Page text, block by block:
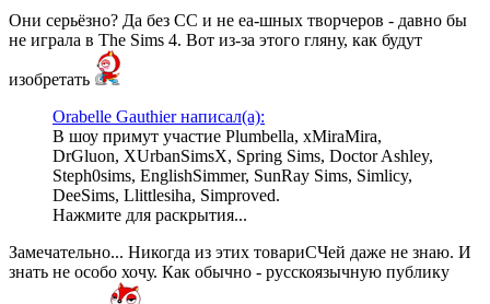
Они серьёзно? Да без СС и не еа-шных творчеров - давно бы
не играла в The Sims 4. Вот из-за этого гляну, как будут
изобретать
Orabelle Gauthier написал(а):
В шоу примут участие Plumbella, xMiraMira,
DrGluon, XUrbanSimsX, Spring Sims, Doctor Ashley,
Steph0sims, EnglishSimmer, SunRay Sims, Simlicy,
DeeSims, Llittlesiha, Simproved.
Нажмите для раскрытия...
Замечательно... Никогда из этих товариСЧей даже не знаю. И
знать не особо хочу. Как обычно - русскоязычную публику